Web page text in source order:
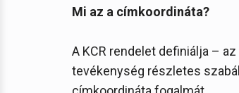
Mi az a címkoordináta?
A KCR rendelet definiálja –
tevékenység részletes